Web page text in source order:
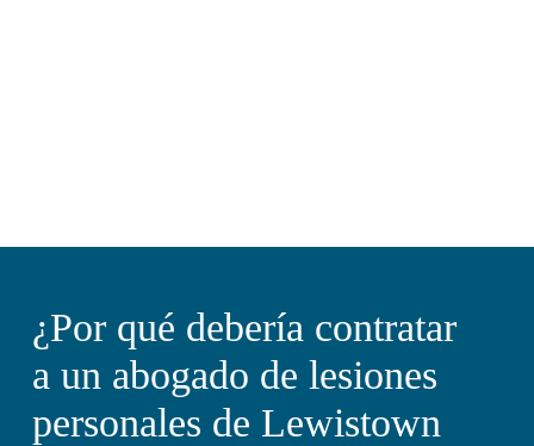
¿Por qué debería contratar
a un abogado de lesiones
personales de Lewistown